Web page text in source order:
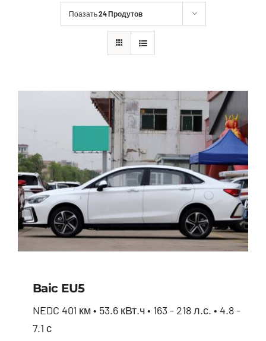
Поазать24 Продутов
Baic EU5
NEDC 401 км • 53.6 кВт.ч • 163 - 218 л.с. • 4.8 -
7.1 с